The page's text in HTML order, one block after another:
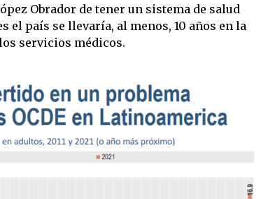
Obrador de tener un sistema de salud
el país se llevaría, al menos, 10 años en la
servicios médicos.